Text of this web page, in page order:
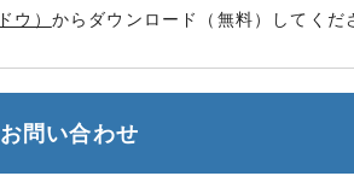
ウ） からダウンロード（無料）してくだ
お問い合わせ